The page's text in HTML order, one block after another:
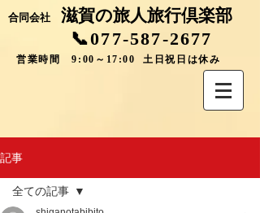
合同会社 滋賀の旅人旅行倶楽部
📞077-587-2677
営業時間 9:00～17:00 土日祝日は休み
記事
全ての記事